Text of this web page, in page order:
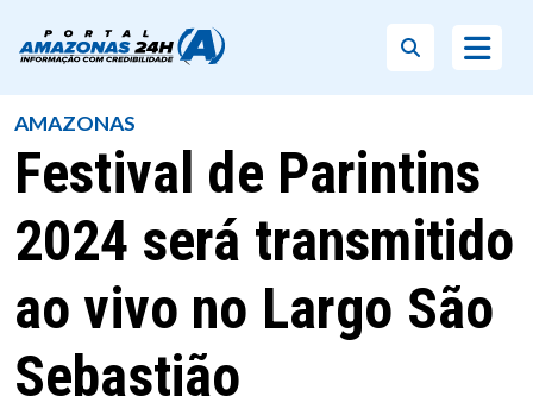
AMAZONAS
Festival de Parintins
2024 será transmitido
ao vivo no Largo São
Sebastião